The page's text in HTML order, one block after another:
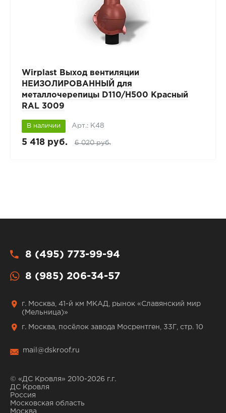
Wirplast Выход вентиляции
НЕИЗОЛИРОВАННЫЙ для
металлочерепицы D110/H500 Красный
RAL 3009
В наличии Арт.: К48
5 418 руб. 6 020 руб.
8 (495) 773-99-94
8 (985) 206-34-57
г. Москва, 41-й км МКАД, рынок «Славянский мир
(Мельница)»
г. Москва, посёлок завода Мосрентген, 33Г, стр. 10
mail@dskroof.ru
© «ДС Кровля» 2010-2026 г.г.
ДС Кровля
Россия
Московская область
Москва